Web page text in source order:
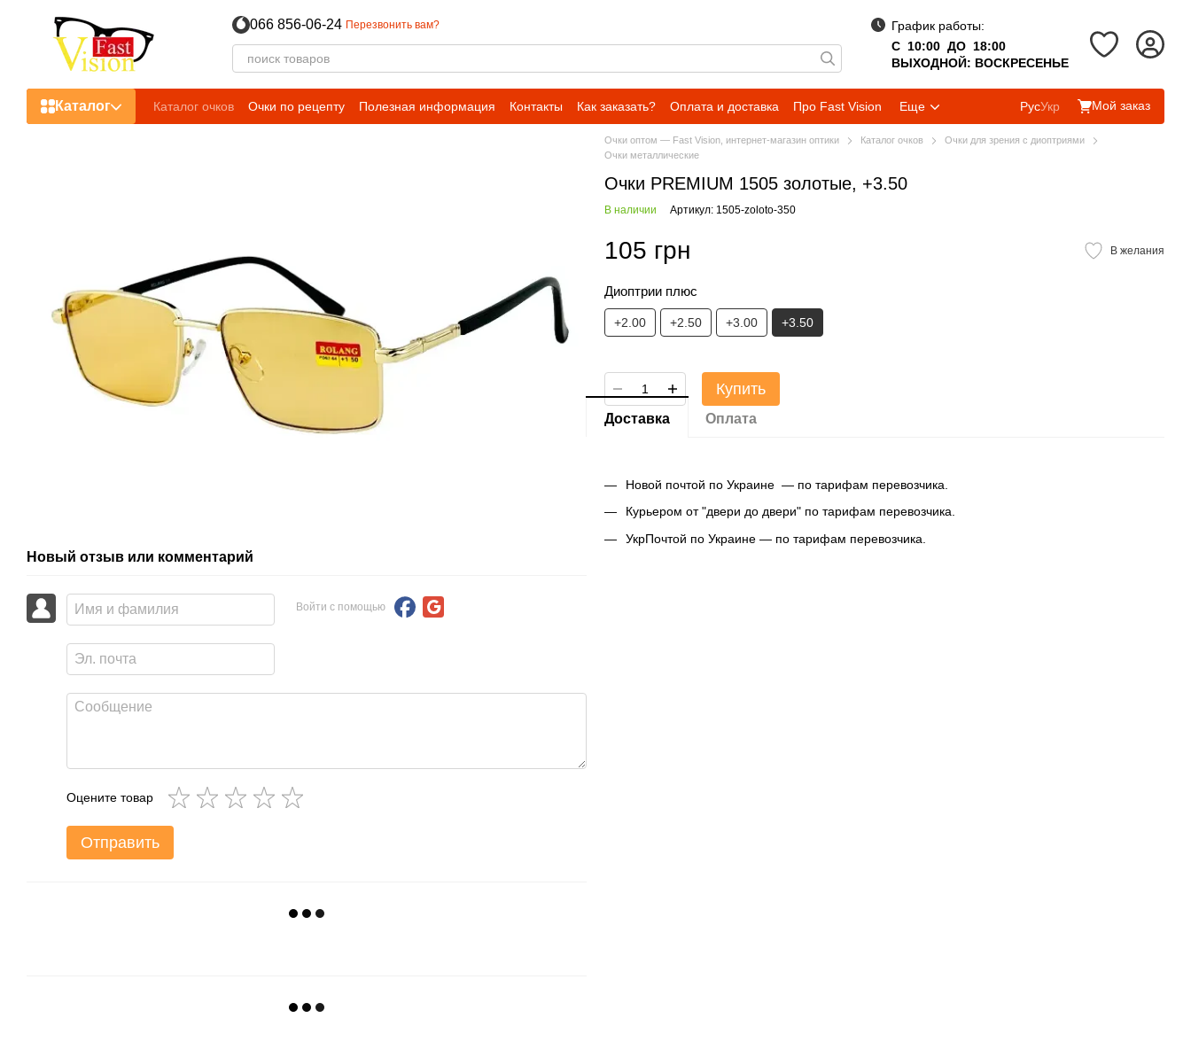
066 856-06-24 Перезвонить вам?
График работы:
С 10:00 ДО 18:00
ВЫХОДНОЙ: ВОСКРЕСЕНЬЕ
Каталог Каталог очков Очки по рецепту Полезная информация Контакты Как заказать? Оплата и доставка Про Fast Vision Еще РусУкр Мой заказ
Новый отзыв или комментарий
Войти с помощью
Оцените товар
Отправить
Очки оптом — Fast Vision, интернет-магазин оптики Каталог очков
Очки для зрения с диоптриями
Очки металлические
Очки PREMIUM 1505 золотые, +3.50
В наличии Артикул: 1505-zoloto-350
105 грн В желания
Диоптрии плюс
+2.00 +2.50 +3.00 +3.50
Купить
Доставка Оплата
Новой почтой по Украине — по тарифам перевозчика.
Курьером от "двери до двери" по тарифам перевозчика.
УкрПочтой по Украине — по тарифам перевозчика.